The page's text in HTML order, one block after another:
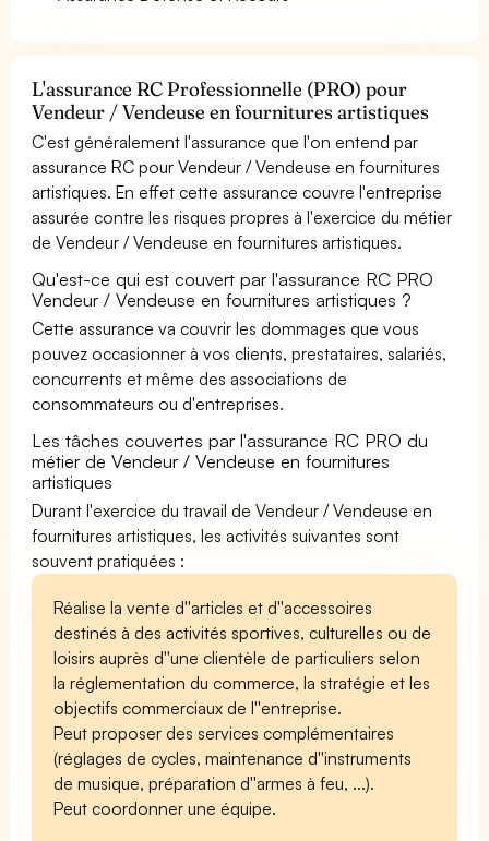
L'assurance RC Professionnelle (PRO) pour
Vendeur / Vendeuse en fournitures artistiques
C'est généralement l'assurance que l'on entend par
assurance RC pour Vendeur / Vendeuse en fournitures
artistiques. En effet cette assurance couvre l'entreprise
assurée contre les risques propres à l'exercice du métier
de Vendeur / Vendeuse en fournitures artistiques.
Qu'est-ce qui est couvert par l'assurance RC PRO
Vendeur / Vendeuse en fournitures artistiques ?
Cette assurance va couvrir les dommages que vous
pouvez occasionner à vos clients, prestataires, salariés,
concurrents et même des associations de
consommateurs ou d'entreprises.
Les tâches couvertes par l'assurance RC PRO du
métier de Vendeur / Vendeuse en fournitures
artistiques
Durant l'exercice du travail de Vendeur / Vendeuse en
fournitures artistiques, les activités suivantes sont
souvent pratiquées :
Réalise la vente d''articles et d''accessoires
destinés à des activités sportives, culturelles ou de
loisirs auprès d''une clientèle de particuliers selon
la réglementation du commerce, la stratégie et les
objectifs commerciaux de l''entreprise.
Peut proposer des services complémentaires
(réglages de cycles, maintenance d''instruments
de musique, préparation d''armes à feu, ...).
Peut coordonner une équipe.